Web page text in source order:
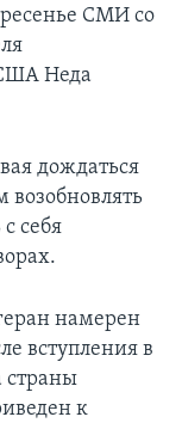
СМИ со
Неда
дождаться
возобновлять
себя
намерен
вступления в
страны
к